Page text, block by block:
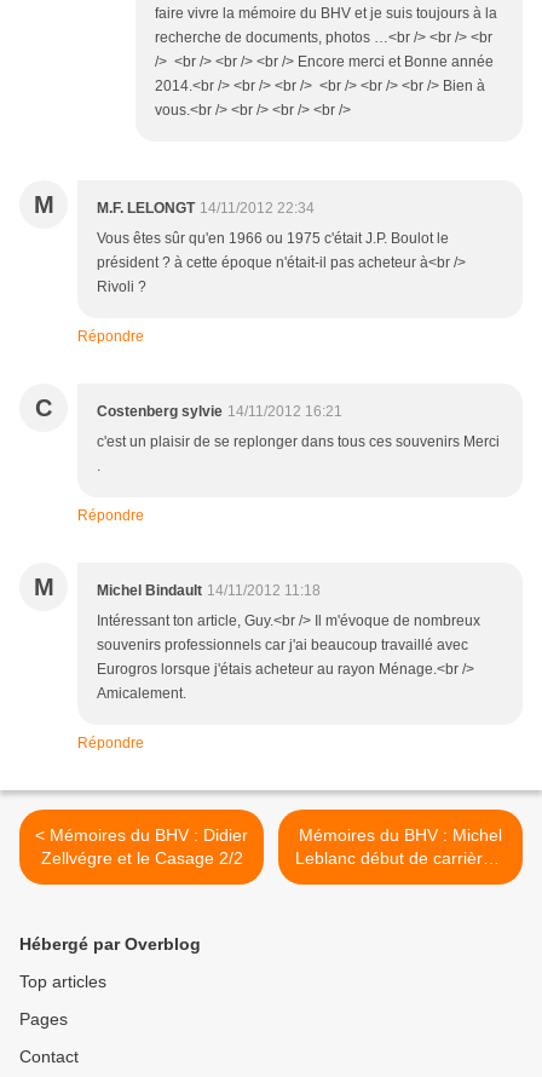
faire vivre la mémoire du BHV et je suis toujours à la
recherche de documents, photos …<br /> <br /> <br
/> <br /> <br /> <br /> Encore merci et Bonne année
2014.<br /> <br /> <br /> <br /> <br /> <br /> Bien à
vous.<br /> <br /> <br /> <br />
M M.F. LELONGT 14/11/2012 22:34
Vous êtes sûr qu'en 1966 ou 1975 c'était J.P. Boulot le
président ? à cette époque n'était-il pas acheteur à<br />
Rivoli ?
Répondre
C Costenberg sylvie 14/11/2012 16:21
c'est un plaisir de se replonger dans tous ces souvenirs Merci
.
Répondre
M Michel Bindault 14/11/2012 11:18
Intéressant ton article, Guy.<br /> Il m'évoque de nombreux
souvenirs professionnels car j'ai beaucoup travaillé avec
Eurogros lorsque j'étais acheteur au rayon Ménage.<br />
Amicalement.
Répondre
< Mémoires du BHV : Didier
Zellvégre et le Casage 2/2
Mémoires du BHV : Michel
Leblanc début de carrière à
Eurogros. >
Hébergé par Overblog
Top articles
Pages
Contact